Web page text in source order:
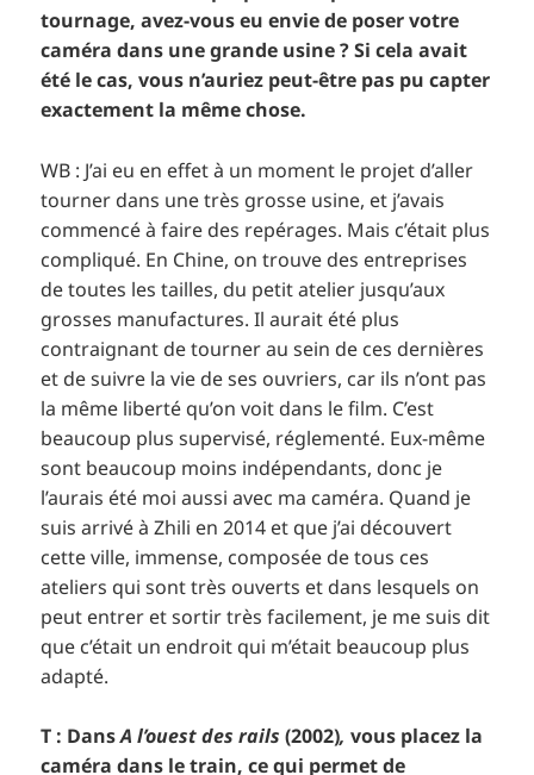
tournage, avez-vous eu envie de poser votre
caméra dans une grande usine ? Si cela avait
été le cas, vous n’auriez peut-être pas pu capter
exactement la même chose.
WB : J’ai eu en effet à un moment le projet d’aller
tourner dans une très grosse usine, et j’avais
commencé à faire des repérages. Mais c’était plus
compliqué. En Chine, on trouve des entreprises
de toutes les tailles, du petit atelier jusqu’aux
grosses manufactures. Il aurait été plus
contraignant de tourner au sein de ces dernières
et de suivre la vie de ses ouvriers, car ils n’ont pas
la même liberté qu’on voit dans le film. C’est
beaucoup plus supervisé, réglementé. Eux-même
sont beaucoup moins indépendants, donc je
l’aurais été moi aussi avec ma caméra. Quand je
suis arrivé à Zhili en 2014 et que j’ai découvert
cette ville, immense, composée de tous ces
ateliers qui sont très ouverts et dans lesquels on
peut entrer et sortir très facilement, je me suis dit
que c’était un endroit qui m’était beaucoup plus
adapté.
T : DansA l’ouest des rails(2002), vous placez la
caméra dans le train, ce qui permet de